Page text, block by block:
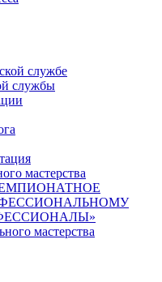
службе
службы
мастерства
мастерства